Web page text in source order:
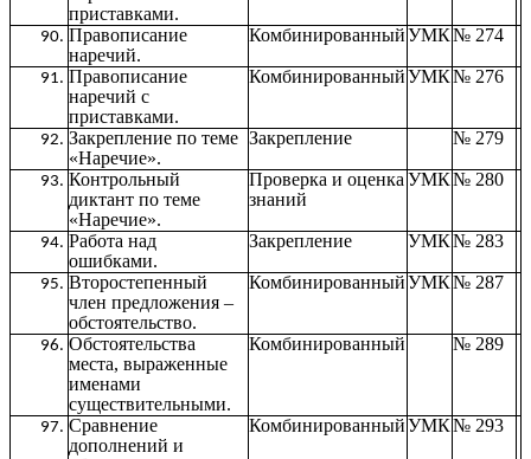
приставками.
Правописание
наречий.
КомбинированныйУМК№ 274
Правописание
наречий с
приставками.
КомбинированныйУМК№ 276
Закрепление по теме
«Наречие».
Закрепление № 279
Контрольный
диктант по теме
«Наречие».
Проверка и оценка
знаний
УМК№ 280
Работа над
ошибками.
Закрепление УМК№ 283
Второстепенный
член предложения –
обстоятельство.
КомбинированныйУМК№ 287
Обстоятельства
места, выраженные
именами
существительными.
Комбинированный № 289
Сравнение
дополнений и
КомбинированныйУМК№ 293